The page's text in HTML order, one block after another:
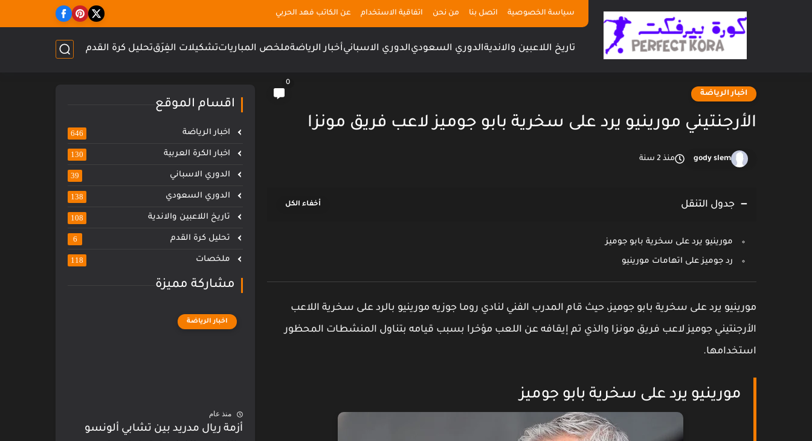
سياسة الخصوصية اتصل بنا من نحن اتفاقية الاستخدام عن الكاتب فهد الحربي
تاريخ اللاعبين والانديةالدوري السعوديالدوري الاسبانيأخبار الرياضةملخص المبارياتتشكيلات الفِرَقتحليل كرة القدم
اخبار الرياضة
0
الأرجنتيني مورينيو يرد على سخرية بابو جوميز لاعب فريق مونزا
gody slem منذ 2 سنة
جدول التنقل
مورينيو يرد على سخرية بابو جوميز
رد جوميز على اتهامات مورينيو
مورينيو يرد على سخرية بابو جوميز، حيث قام المدرب الفني لنادي روما جوزيه مورينيو بالرد على سخرية اللاعب
الأرجنتيني جوميز لاعب فريق مونزا والذي تم إيقافه عن اللعب مؤخرا بسبب قيامه بتناول المنشطات المحظور
استخدامها.
مورينيو يرد على سخرية بابو جوميز
اقسام الموقع
اخبار الرياضة 646
اخبار الكرة العربية 130
الدوري الاسباني 39
الدوري السعودي 138
تاريخ اللاعبين والاندية 108
تحليل كرة القدم 6
ملخصات 118
مشاركة مميزة
اخبار الرياضة
منذ عام
أزمة ريال مدريد بين تشابي ألونسو